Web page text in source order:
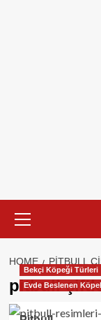
Menu
HOME PITBULL
pitbull
Bekçi Köpeği Türleri
Evde Beslenen